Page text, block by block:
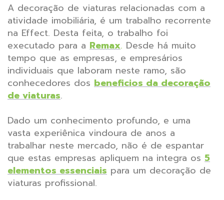
A decoração de viaturas relacionadas com a
atividade imobiliária, é um trabalho recorrente
na Effect. Desta feita, o trabalho foi
executado para a Remax. Desde há muito
tempo que as empresas, e empresários
individuais que laboram neste ramo, são
conhecedores dos beneficios da decoração
de viaturas.
Dado um conhecimento profundo, e uma
vasta experiênica vindoura de anos a
trabalhar neste mercado, não é de espantar
que estas empresas apliquem na integra os 5
elementos essenciais para um decoração de
viaturas profissional.